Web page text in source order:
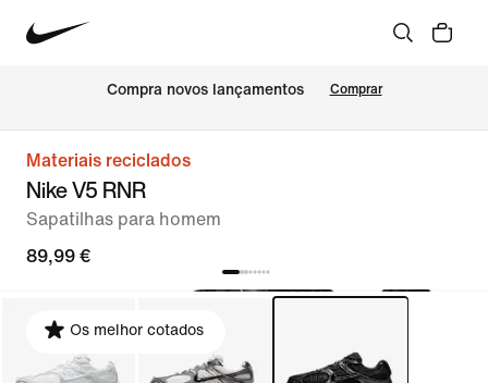
Compra novos lançamentos Comprar
Materiais reciclados
Nike V5 RNR
Sapatilhas para homem
89,99 €
Os melhor cotados